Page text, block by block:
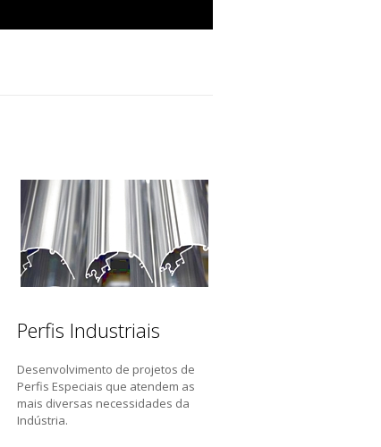
Perfis Industriais
Desenvolvimento de projetos de
Perfis Especiais que atendem as
mais diversas necessidades da
Indústria.